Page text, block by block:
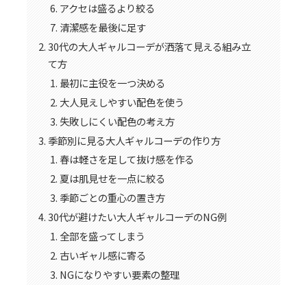
アクセは盛るより絞る
清潔感を最後に足す
30代の大人ギャルコーデが洒落て見える組み立
て方
最初に主役を一つ決める
大人見えしやすい配色を使う
失敗しにくい配色の考え方
季節別に見る大人ギャルコーデの作り方
春は軽さを足して抜け感を作る
夏は肌見せを一点に絞る
季節ごとの重心の置き方
30代が避けたい大人ギャルコーデのNG例
全部を盛ってしまう
古いギャル感に寄る
NGになりやすい要素の整理